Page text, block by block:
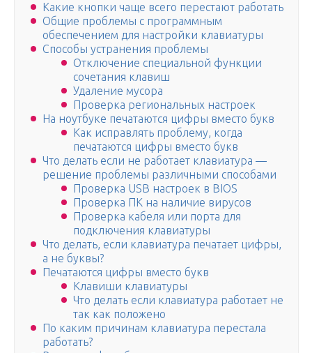
Какие кнопки чаще всего перестают работать
Общие проблемы с программным
обеспечением для настройки клавиатуры
Способы устранения проблемы
Отключение специальной функции
сочетания клавиш
Удаление мусора
Проверка региональных настроек
На ноутбуке печатаются цифры вместо букв
Как исправлять проблему, когда
печатаются цифры вместо букв
Что делать если не работает клавиатура —
решение проблемы различными способами
Проверка USB настроек в BIOS
Проверка ПК на наличие вирусов
Проверка кабеля или порта для
подключения клавиатуры
Что делать, если клавиатура печатает цифры,
а не буквы?
Печатаются цифры вместо букв
Клавиши клавиатуры
Что делать если клавиатура работает не
так как положено
По каким причинам клавиатура перестала
работать?